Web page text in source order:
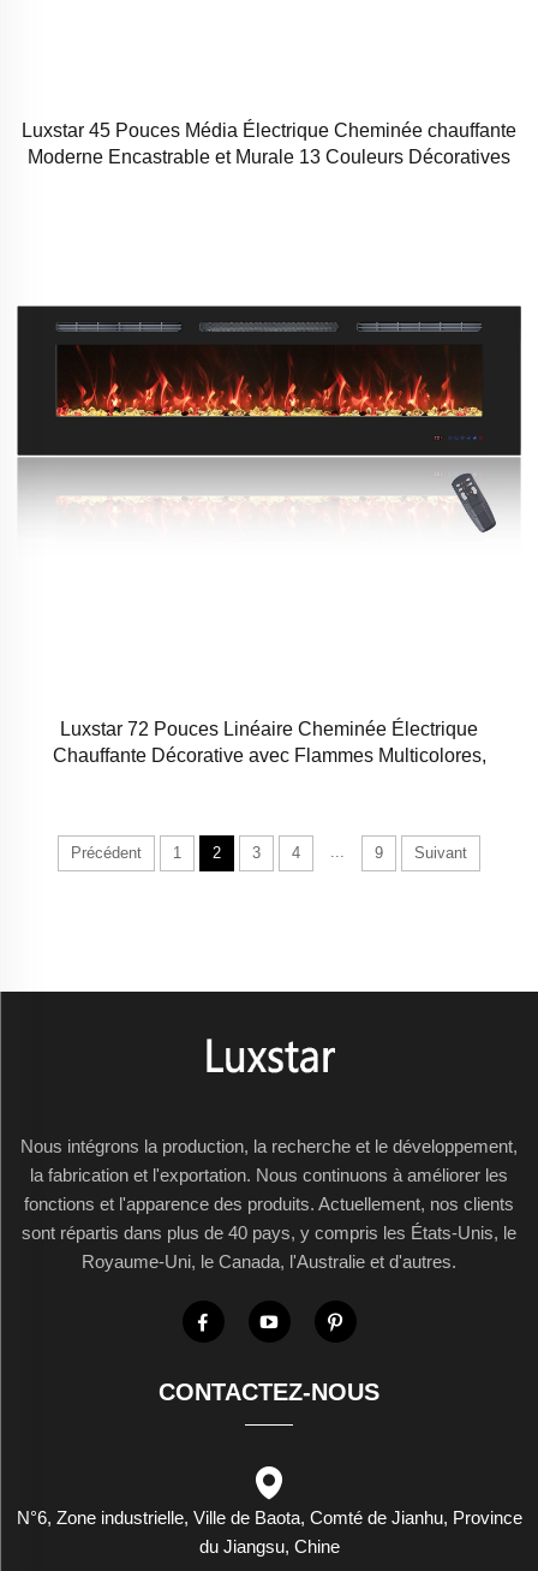
Luxstar 45 Pouces Média Électrique Cheminée chauffante
Moderne Encastrable et Murale 13 Couleurs Décoratives
Luxstar 72 Pouces Linéaire Cheminée Électrique
Chauffante Décorative avec Flammes Multicolores,
Précédent 1 2 3 4 ... 9 Suivant
Nous intégrons la production, la recherche et le développement,
la fabrication et l'exportation. Nous continuons à améliorer les
fonctions et l'apparence des produits. Actuellement, nos clients
sont répartis dans plus de 40 pays, y compris les États-Unis, le
Royaume-Uni, le Canada, l'Australie et d'autres.
CONTACTEZ-NOUS
N°6, Zone industrielle, Ville de Baota, Comté de Jianhu, Province
du Jiangsu, Chine